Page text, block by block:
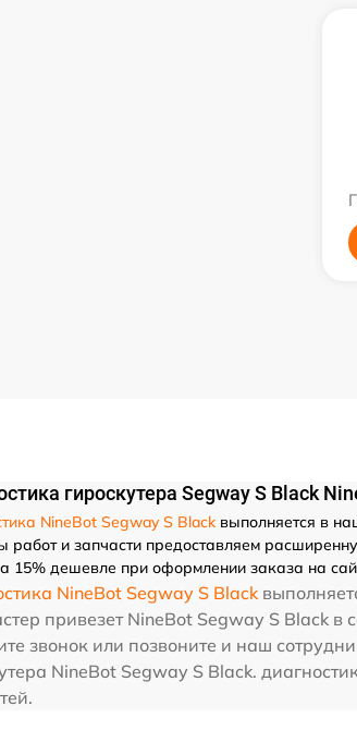
гироскутера Segway S Black
NineBot Segway S Blackвыполняется в
работ и запчасти предоставляем
15% дешевле при оформлении заказа на
NineBot Segway S Black
привезет NineBot Segway S Black в
звонок или позвоните и наш
NineBot Segway S Black.